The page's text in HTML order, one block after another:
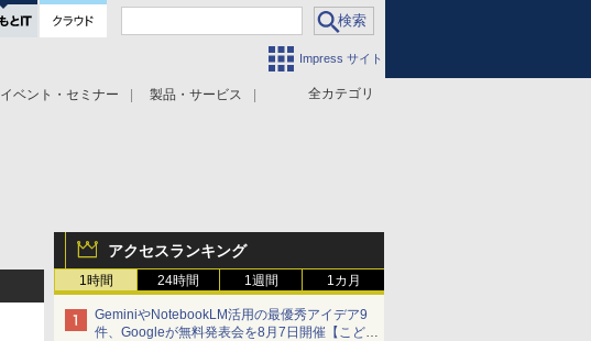
Impress サイト
全カテゴリ
イベント・セミナー 製品・サービス
アクセスランキング
1時間 24時間 1週間 1カ月
GeminiやNotebookLM活用の最優秀アイデア9
件、Googleが無料発表会を8月7日開催【こども